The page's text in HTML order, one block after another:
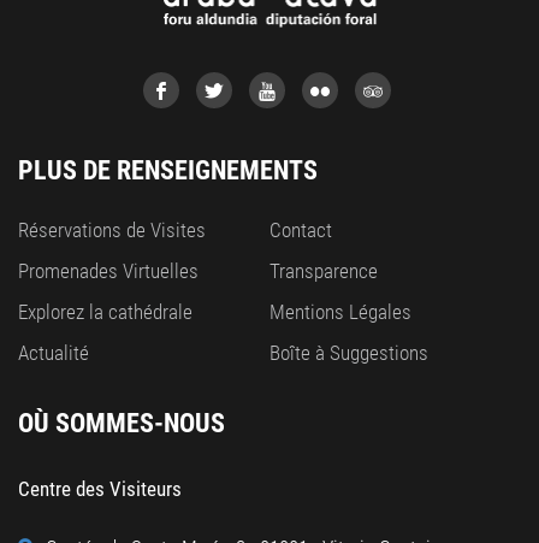
PLUS DE RENSEIGNEMENTS
Réservations de Visites
Promenades Virtuelles
Explorez la cathédrale
Actualité
Contact
Transparence
Mentions Légales
Boîte à Suggestions
OÙ SOMMES-NOUS
Centre des Visiteurs